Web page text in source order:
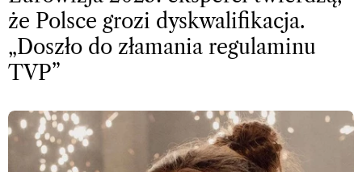
że Polsce grozi dyskwalifikacja.
„Doszło do złamania regulaminu
TVP”